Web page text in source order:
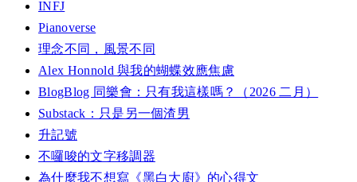
INFJ
Pianoverse
理念不同，風景不同
Alex Honnold 與我的蝴蝶效應焦慮
BlogBlog 同樂會：只有我這樣嗎？（2026 二月）
Substack：只是另一個渣男
升記號
不囉唆的文字移調器
為什麼我不想寫《黑白大廚》的心得文